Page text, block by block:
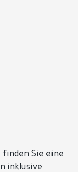
finden Sie eine
inklusive